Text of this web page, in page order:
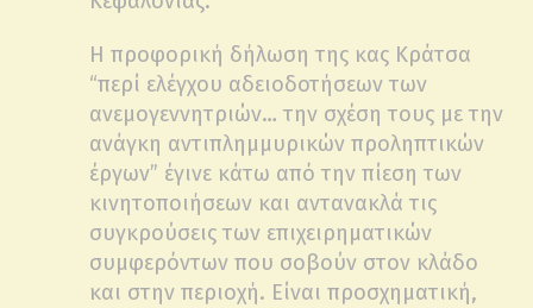
Η προφορική δήλωση της κας Κράτσα
“περί ελέγχου αδειοδοτήσεων των
ανεμογεννητριών… την σχέση τους με την
ανάγκη αντιπλημμυρικών προληπτικών
έργων” έγινε κάτω από την πίεση των
κινητοποιήσεων και αντανακλά τις
συγκρούσεις των επιχειρηματικών
συμφερόντων που σοβούν στον κλάδο
και στην περιοχή. Είναι προσχηματική,